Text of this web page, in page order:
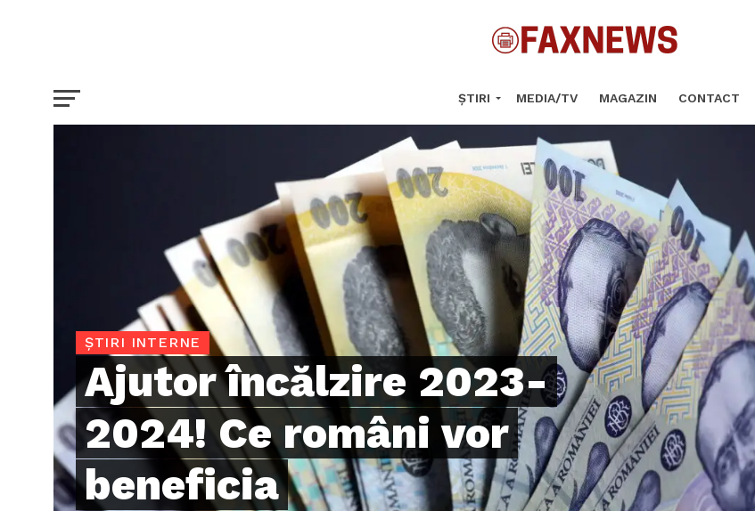
ȘTIRI MEDIA/TV MAGAZIN CONTACT
ȘTIRI INTERNE
Ajutor încălzire 2023-
2024! Ce români vor
beneficia